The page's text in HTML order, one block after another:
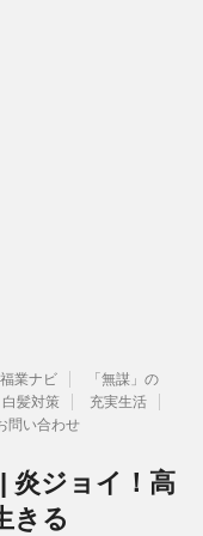
福業ナビ
「無謀」の
白髪対策
充実生活
問い合わせ
炎ジョイ！高
きる